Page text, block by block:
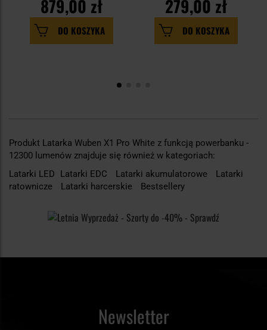
879,00 zł
DO KOSZYKA
279,00 zł
DO KOSZYKA
Produkt Latarka Wuben X1 Pro White z funkcją powerbanku -
12300 lumenów znajduje się również w kategoriach:
Latarki LED
Latarki EDC Latarki akumulatorowe
Latarki
ratownicze
Latarki harcerskie Bestsellery
Newsletter